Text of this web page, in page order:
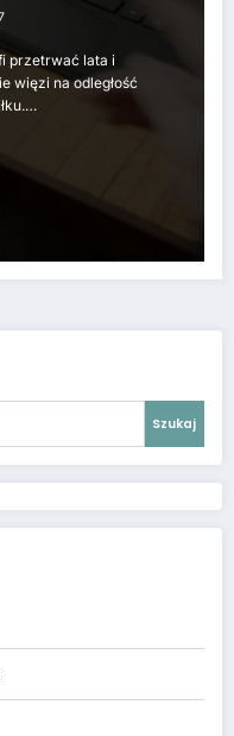
przetrwać lata i
więzi na odległość
Szukaj